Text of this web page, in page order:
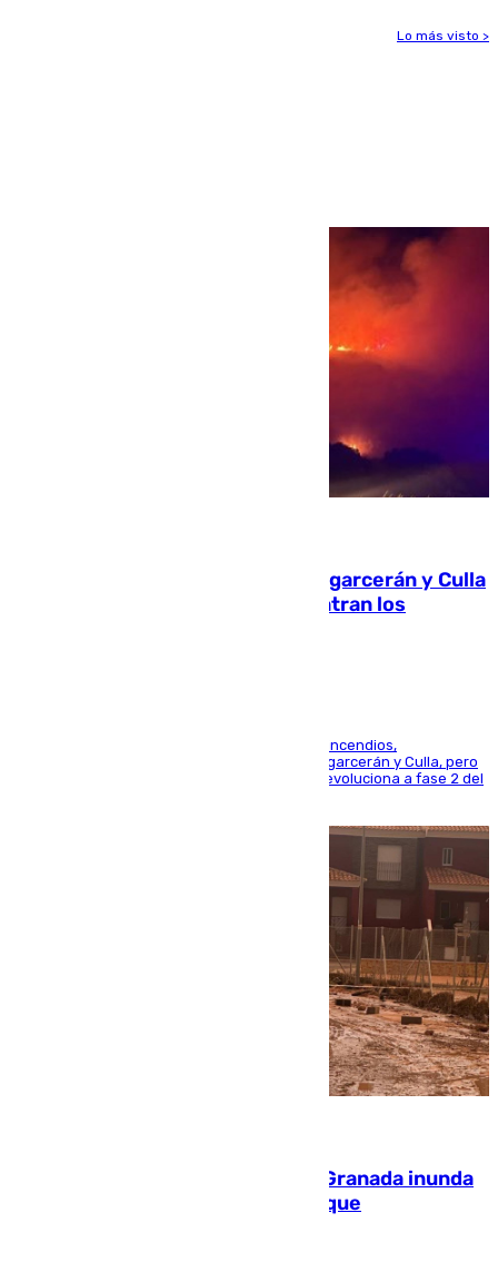
Lo más visto >
Incendios de Castellón: Sierra Engarcerán y Culla
evolucionan positivamente y centran los
La UME se suma al operativo de control de los incendios,
progresando adecuadamente los de Sierra Engarcerán y Culla, pero
centrando todo el empeño en el de Culla, que evoluciona a fase 2 del
Una tormenta en la provincia de Granada inunda
las calles de Puebla de Don Fadrique